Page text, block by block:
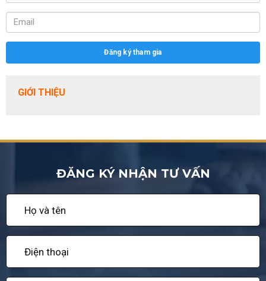
Đăng ký tham gia
GIỚI THIỆU
ĐĂNG KÝ NHẬN TƯ VẤN